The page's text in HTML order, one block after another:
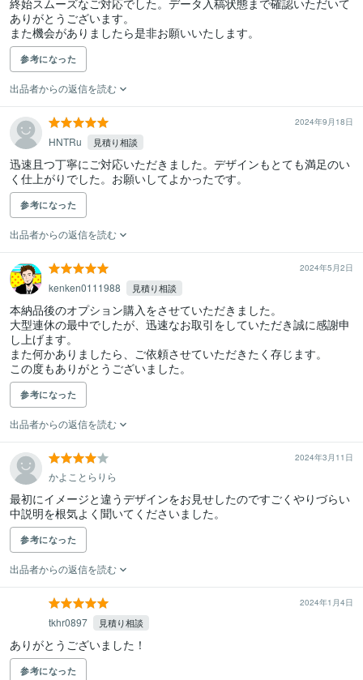
終始スムーズなご対応でした。データ入稿状態まで確認いただいて
ありがとうございます。
また機会がありましたら是非お願いいたします。
参考になった
出品者からの返信を読む
2024年9月18日
HNTRu 見積り相談
迅速且つ丁寧にご対応いただきました。デザインもとても満足のい
く仕上がりでした。お願いしてよかったです。
参考になった
出品者からの返信を読む
2024年5月2日
kenken0111988 見積り相談
本納品後のオプション購入をさせていただきました。
大型連休の最中でしたが、迅速なお取引をしていただき誠に感謝申
し上げます。
また何かありましたら、ご依頼させていただきたく存じます。
この度もありがとうございました。
参考になった
出品者からの返信を読む
2024年3月11日
かよことらりら
最初にイメージと違うデザインをお見せしたのですごくやりづらい
中説明を根気よく聞いてくださいました。
参考になった
出品者からの返信を読む
2024年1月4日
tkhr0897 見積り相談
ありがとうございました！
参考になった